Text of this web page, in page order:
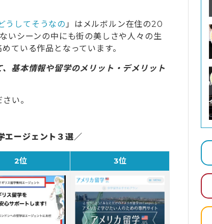
うしてそうなの 」はメルボルン在住の20
いシーンの中にも街の美しさや人々の生
ている作品となっています。
基本情報や留学のメリット・デメリット
い。
エージェント３選／
2位 3位